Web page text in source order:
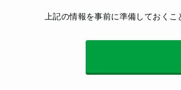
上記の情報を事前に準備しておく